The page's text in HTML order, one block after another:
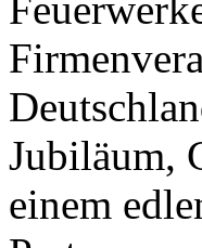
Jubiläum,
einem